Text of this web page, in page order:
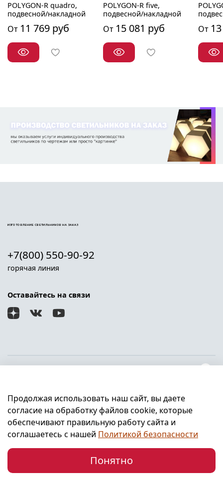
POLYGON-R quadro,
подвесной/накладной
От 11 769 руб
POLYGON-R five,
подвесной/накладной
От 15 081 руб От
Клиентам
Информация
ИЗГОТОВЛЕНИЕ СВЕТИЛЬНИКОВ НА ЗАКАЗ
+7(800) 550-90-92
горячая линия
Оставайтесь на связи
Продолжая использовать наш сайт, вы даете
согласие на обработку файлов cookie, которые
обеспечивают правильную работу сайта и
соглашаетесь с нашей Политикой безопасности
Понятно